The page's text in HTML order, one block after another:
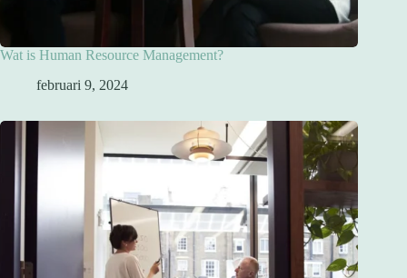
Wat is Human Resource Management?
februari 9, 2024